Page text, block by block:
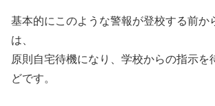
基本的にこのような警報が登校する前か
は、
原則自宅待機になり、学校からの指示を
どです。